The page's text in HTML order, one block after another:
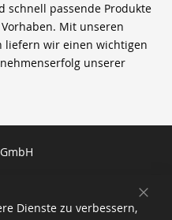
schnell passende Produkte
Mit unseren
liefern wir einen wichtigen
unserer
Dienste zu verbessern,